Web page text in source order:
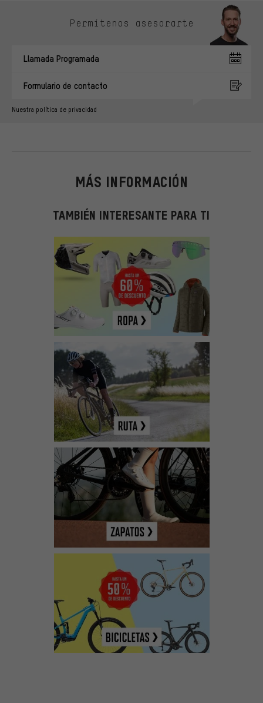
Permítenos asesorarte
Llamada Programada
Formulario de contacto
Nuestra política de privacidad
MÁS INFORMACIÓN
TAMBIÉN INTERESANTE PARA TI